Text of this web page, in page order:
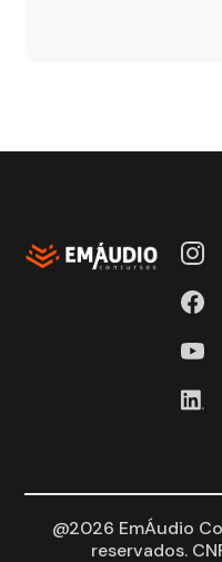
@2026 EmÁudio
reservados.